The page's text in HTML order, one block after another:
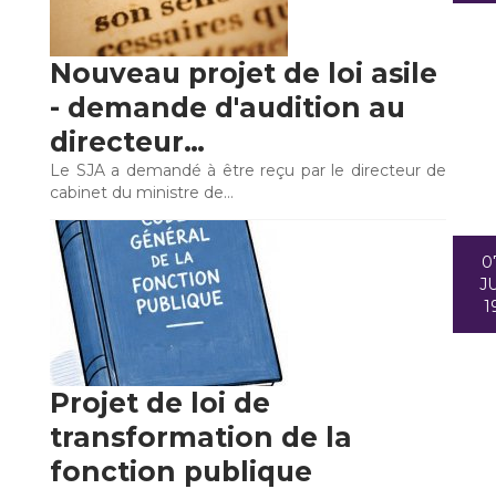
Nouveau projet de loi asile
- demande d'audition au
directeur…
Le SJA a demandé à être reçu par le directeur de
cabinet du ministre de…
Projet de loi de
transformation de la
fonction publique